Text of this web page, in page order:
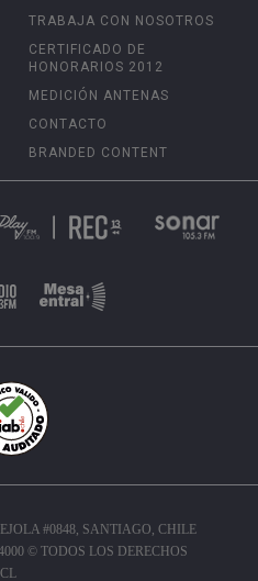
TRABAJA CON NOSOTROS
CERTIFICADO DE
HONORARIOS 2012
MEDICIÓN ANTENAS
CONTACTO
BRANDED CONTENT
#0848, SANTIAGO, CHILE
© TODOS LOS DERECHOS